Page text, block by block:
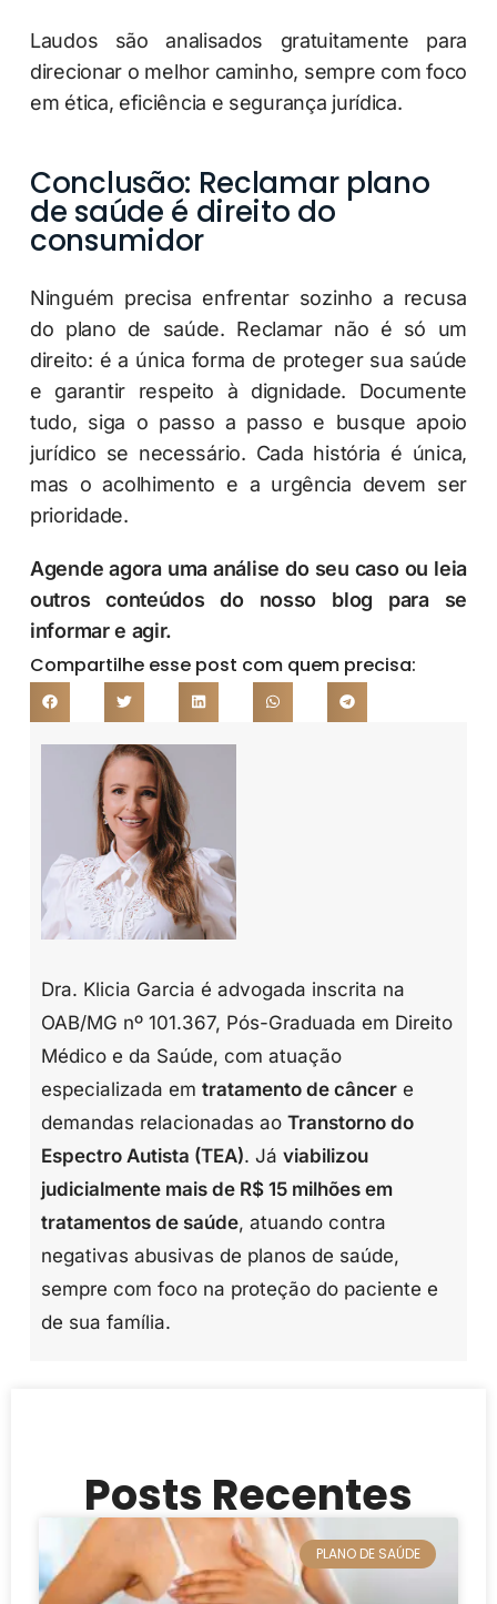
Laudos são analisados gratuitamente para
direcionar o melhor caminho, sempre com foco
em ética, eficiência e segurança jurídica.
Conclusão: Reclamar plano
de saúde é direito do
consumidor
Ninguém precisa enfrentar sozinho a recusa
do plano de saúde. Reclamar não é só um
direito: é a única forma de proteger sua saúde
e garantir respeito à dignidade. Documente
tudo, siga o passo a passo e busque apoio
jurídico se necessário. Cada história é única,
mas o acolhimento e a urgência devem ser
prioridade.
Agende agora uma análise do seu caso ou leia
outros conteúdos do nosso blog para se
informar e agir.
Compartilhe esse post com quem precisa:
Dra. Klicia Garcia é advogada inscrita na
OAB/MG nº 101.367, Pós-Graduada em Direito
Médico e da Saúde, com atuação
especializada em tratamento de câncer e
demandas relacionadas ao Transtorno do
Espectro Autista (TEA). Já viabilizou
judicialmente mais de R$ 15 milhões em
tratamentos de saúde, atuando contra
negativas abusivas de planos de saúde,
sempre com foco na proteção do paciente e
de sua família.
Posts Recentes
PLANO DE SAÚDE